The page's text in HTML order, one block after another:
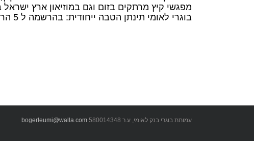
בוגרי לאומי תינתן הטבה ייחודית: בהרשמה ל 5 הרצאות ומעלה, תקבלו […]
עמותת בוגרי בנק לאומי, ע.ר 580014348 bogerleumi@walla.com